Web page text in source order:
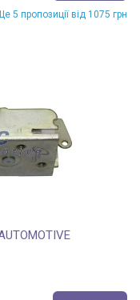
5 пропозиції від 1075 грн